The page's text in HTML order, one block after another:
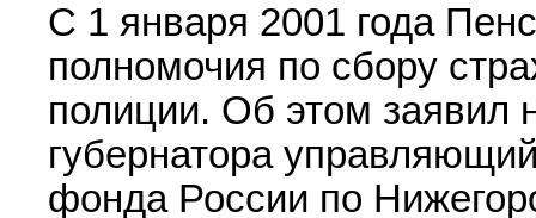
С 1 января 2001 года
полномочия по сбору
полиции. Об этом заявил
губернатора
фонда России по